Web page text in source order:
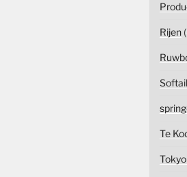
Rijen
Softail
Te